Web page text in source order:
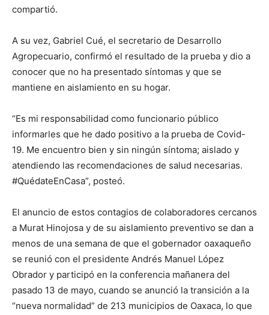
compartió.
A su vez, Gabriel Cué, el secretario de Desarrollo
Agropecuario, confirmó el resultado de la prueba y dio a
conocer que no ha presentado síntomas y que se
mantiene en aislamiento en su hogar.
“Es mi responsabilidad como funcionario público
informarles que he dado positivo a la prueba de Covid-
19. Me encuentro bien y sin ningún síntoma; aislado y
atendiendo las recomendaciones de salud necesarias.
#QuédateEnCasa”, posteó.
El anuncio de estos contagios de colaboradores cercanos
a Murat Hinojosa y de su aislamiento preventivo se dan a
menos de una semana de que el gobernador oaxaqueño
se reunió con el presidente Andrés Manuel López
Obrador y participó en la conferencia mañanera del
pasado 13 de mayo, cuando se anunció la transición a la
“nueva normalidad” de 213 municipios de Oaxaca, lo que